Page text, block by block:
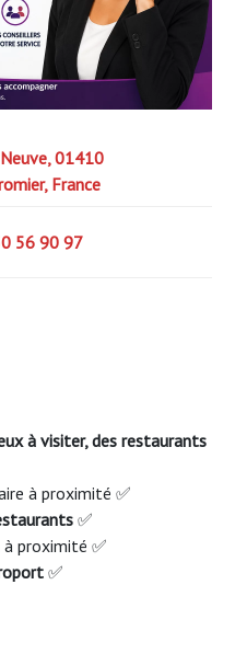
01410
France
56 90 97
à visiter, des restaurants
à proximité ✅
✅
proximité ✅
✅